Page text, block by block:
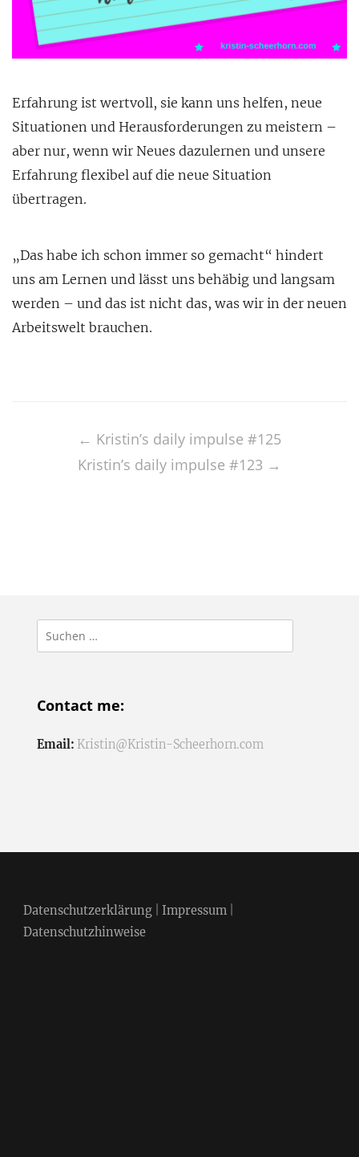
Erfahrung ist wertvoll, sie kann uns helfen, neue
Situationen und Herausforderungen zu meistern –
aber nur, wenn wir Neues dazulernen und unsere
Erfahrung flexibel auf die neue Situation
übertragen.
„Das habe ich schon immer so gemacht“ hindert
uns am Lernen und lässt uns behäbig und langsam
werden – und das ist nicht das, was wir in der neuen
Arbeitswelt brauchen.
navigation
← Kristin’s daily impulse #125
Kristin’s daily impulse #123 →
Suchen
nach:
Contact me:
Email: Kristin@Kristin-Scheerhorn.com
Datenschutzerklärung| Impressum|
Datenschutzhinweise